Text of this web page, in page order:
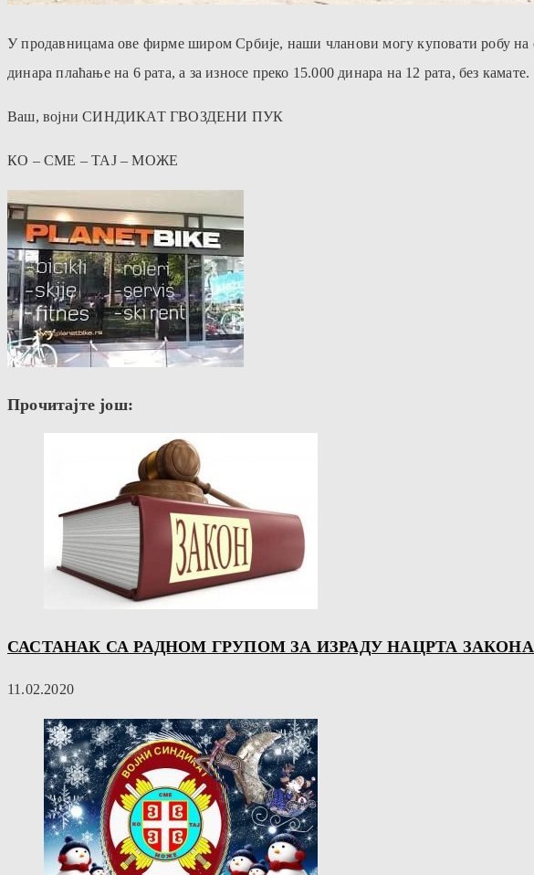
У продавницама ове фирме широм Србије, наши чланови могу куповати робу на
динара плаћање на 6 рата, а за износе преко 15.000 динара на 12 рата, без камате.
Ваш, војни СИНДИКАТ ГВОЗДЕНИ ПУК
КО – СМЕ – ТАЈ – МОЖЕ
Прочитајте још:
САСТАНАК СА РАДНОМ ГРУПОМ ЗА ИЗРАДУ НАЦРТА
11.02.2020